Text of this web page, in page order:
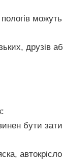
пологів
друзів
бути